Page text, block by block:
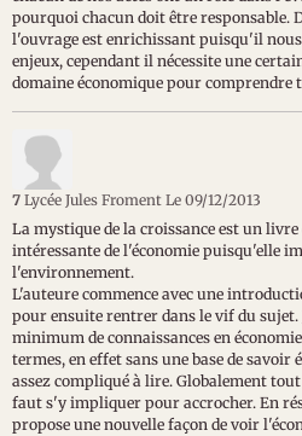
pourquoi chacun doit être responsable.
l'ouvrage est enrichissant puisqu'il
enjeux, cependant il nécessite une
domaine économique pour comprendre
7 Lycée Jules Froment Le 09/12/2013
La mystique de la croissance est un
intéressante de l'économie puisqu'elle
l'environnement.
L'auteure commence avec une
pour ensuite rentrer dans le vif du sujet.
minimum de connaissances en
termes, en effet sans une base de
assez compliqué à lire. Globalement
faut s'y impliquer pour accrocher. En
propose une nouvelle façon de voir